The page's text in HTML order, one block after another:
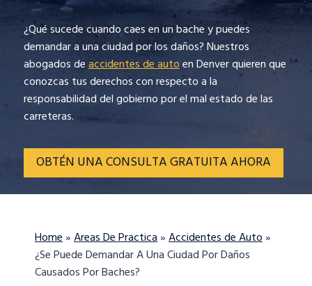
¿Qué sucede cuando caes en un bache y puedes
demandar a una ciudad por los daños? Nuestros
abogados deaccidentes de autoen Denver quieren que
conozcas tus derechos con respecto a la
responsabilidad del gobierno por el mal estado de las
carreteras.
OBTÉN UNA CONSULTA GRATUITA AHORA
Home»Areas De Practica»Accidentes de Auto»
¿Se Puede Demandar A Una Ciudad Por Daños
Causados Por Baches?